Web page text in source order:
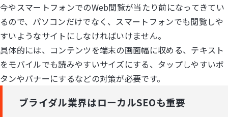
今やスマートフォンでのWeb閲覧が当たり前になってきてい
るので、パソコンだけでなく、スマートフォンでも閲覧しや
すいようなサイトにしなければいけません。
具体的には、コンテンツを端末の画面幅に収める、テキスト
をモバイルでも読みやすいサイズにする、タップしやすいボ
タンやバナーにするなどの対策が必要です。
ブライダル業界はローカルSEOも重要